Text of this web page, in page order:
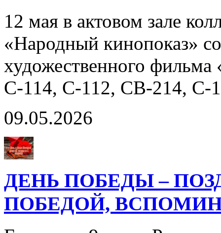
12 мая в актовом зале
«Народный кинопоказ»
художественного
С-114, С-112, СВ-214,
09.05.2026
ДЕНЬ ПОБЕДЫ –
ПОБЕДОЙ,